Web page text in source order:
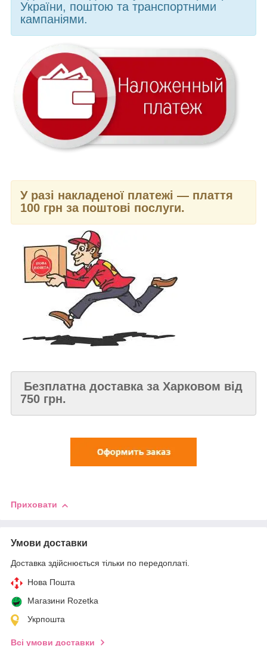
України, поштою та транспортними
кампаніями.
У разі накладеної платежі — плаття
100 грн за поштові послуги.
Безплатна доставка за Харковом від
750 грн.
Приховати
Умови доставки
Доставка здійснюється тільки по передоплаті.
Нова Пошта
Магазини Rozetka
Укрпошта
Всі умови доставки